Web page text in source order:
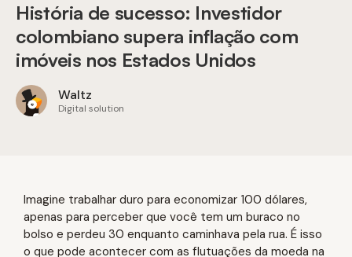
História de sucesso: Investidor
colombiano supera inflação com
imóveis nos Estados Unidos
Waltz
Digital solution
Imagine trabalhar duro para economizar 100 dólares,
apenas para perceber que você tem um buraco no
bolso e perdeu 30 enquanto caminhava pela rua. É isso
o que pode acontecer com as flutuações da moeda na